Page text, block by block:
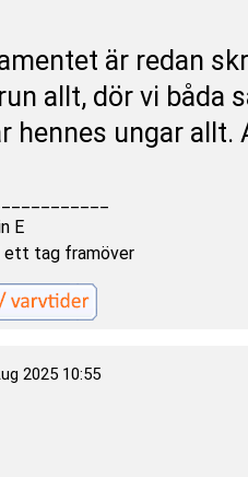
är redan
allt, dör vi båda
hennes ungar
E
ett tag framöver
2025 10:55